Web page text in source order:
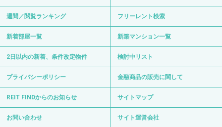
週間／閲覧ランキング フリーレント検索
新着部屋一覧 新築マンション一覧
2日以内の新着、条件改定物件 検討中リスト
プライバシーポリシー 金融商品の販売に関して
REIT FINDからのお知らせ サイトマップ
お問い合わせ サイト運営会社